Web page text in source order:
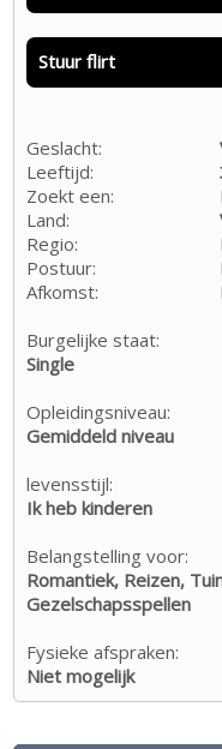
Stuur flirt
Geslacht:
Leeftijd:
Zoekt een:
Land:
Regio:
Postuur:
Afkomst:
Burgelijke staat:
Single
Opleidingsniveau:
Gemiddeld niveau
levensstijl:
Ik heb kinderen
Belangstelling voor:
Romantiek, Reizen,
Gezelschapsspellen
Fysieke afspraken:
Niet mogelijk